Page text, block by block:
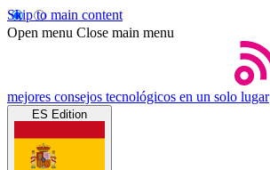
Skip to main content
Open menu Close main menu
mejores consejos tecnológicos en un solo lugar
ES Edition